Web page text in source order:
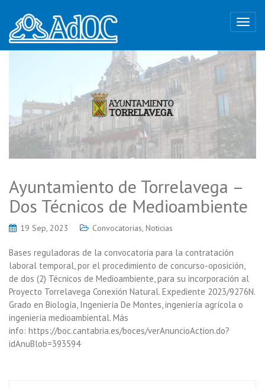
Ayuntamiento de Torrelavega –
Dos Técnicos de Medioambiente
19 Sep, 2023 Convocatorias, Noticias
Bases reguladoras de la convocatoria para la contratación
laboral temporal, por el procedimiento de concurso-oposición,
de dos (2) Técnicos de Medioambiente, para su incorporación al
Proyecto Torrelavega Conexión Natural. Expediente 2023/9276N.
Grado en Biología, Ingeniería De Montes, ingeniería agrícola o
ingeniería medioambiental. Más
info: https://boc.cantabria.es/boces/verAnuncioAction.do?
idAnuBlob=393594